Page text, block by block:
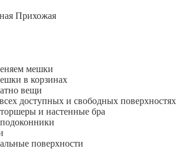
мешки
в корзинах
вещи
доступных и свободных поверхностях
и настенные бра
поверхности